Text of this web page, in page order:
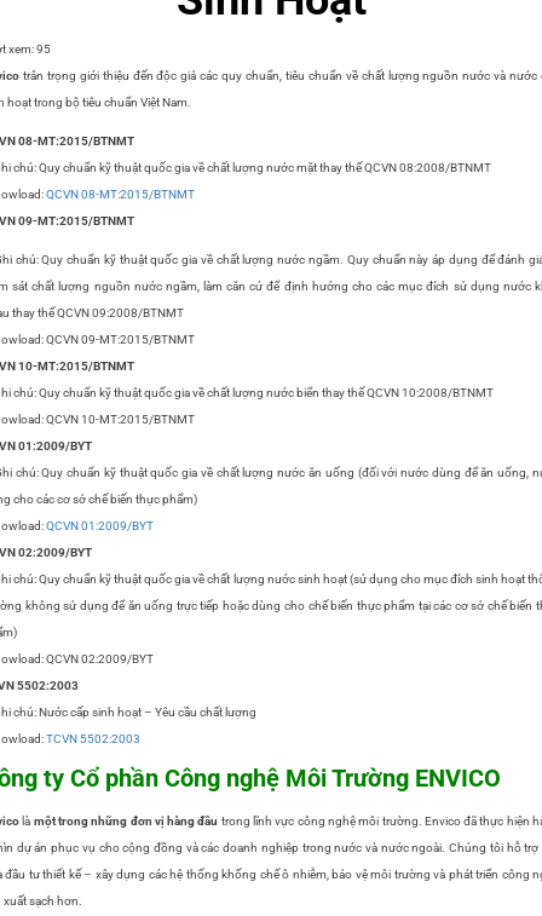
xem:95
trân trọng giới thiệu đến độc giả các quy chuẩn, tiêu chuẩn về chất lượng nguồn nước và nước
hoạt trong bộ tiêu chuẩn Việt Nam.
08-MT:2015/BTNMT
chú: Quy chuẩn kỹ thuật quốc gia về chất lượng nước mặt thay thế QCVN 08:2008/BTNMT
QCVN 08-MT:2015/BTNMT
09-MT:2015/BTNMT
chú: Quy chuẩn kỹ thuật quốc gia về chất lượng nước ngầm. Quy chuẩn này áp dụng để đánh
sát chất lượng nguồn nước ngầm, làm căn cứ để định hướng cho các mục đích sử dụng nước
thay thế QCVN 09:2008/BTNMT
QCVN 09-MT:2015/BTNMT
10-MT:2015/BTNMT
chú: Quy chuẩn kỹ thuật quốc gia về chất lượng nước biển thay thế QCVN 10:2008/BTNMT
QCVN 10-MT:2015/BTNMT
01:2009/BYT
chú: Quy chuẩn kỹ thuật quốc gia về chất lượng nước ăn uống (đối với nước dùng để ăn uống,
cho các cơ sở chế biến thực phẩm)
QCVN 01:2009/BYT
02:2009/BYT
chú: Quy chuẩn kỹ thuật quốc gia về chất lượng nước sinh hoạt (sử dụng cho mục đích sinh hoạt
không sử dụng để ăn uống trực tiếp hoặc dùng cho chế biến thực phẩm tại các cơ sở chế biến
QCVN 02:2009/BYT
5502:2003
chú: Nước cấp sinh hoạt – Yêu cầu chất lượng
TCVN 5502:2003
ty Cổ phần Công nghệ Môi Trường ENVICO
là một trong những đơn vị hàng đầu trong lĩnh vực công nghệ môi trường. Envico đã thực hiện
dự án phục vụ cho cộng đồng và các doanh nghiệp trong nước và nước ngoài. Chúng tôi hỗ trợ
đầu tư thiết kế – xây dựng các hệ thống khống chế ô nhiễm, bảo vệ môi trường và phát triển công
xuất sạch hơn.